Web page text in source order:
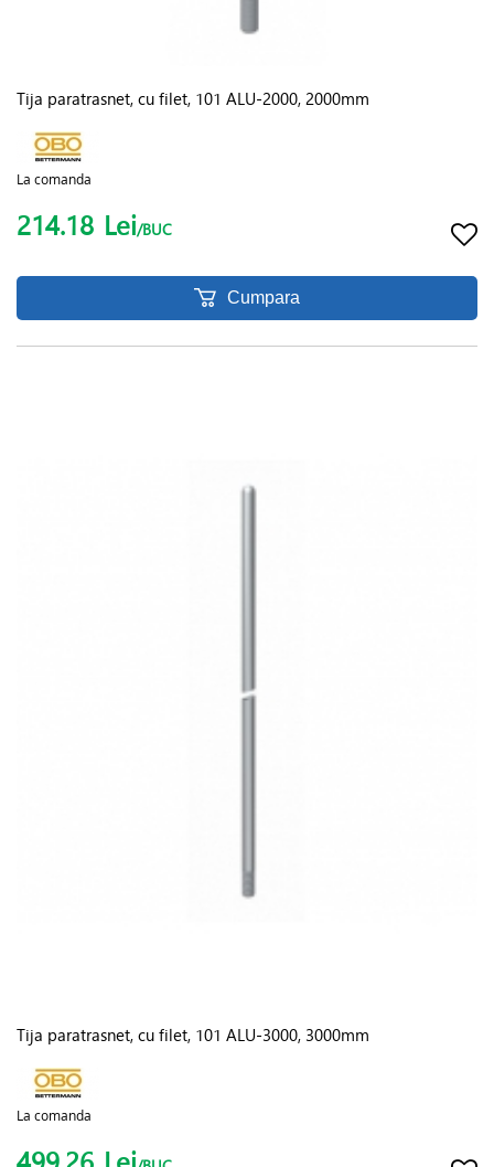
Tija paratrasnet, cu filet, 101 ALU-2000, 2000mm
La comanda
214.18 Lei/BUC
Cumpara
Tija paratrasnet, cu filet, 101 ALU-3000, 3000mm
La comanda